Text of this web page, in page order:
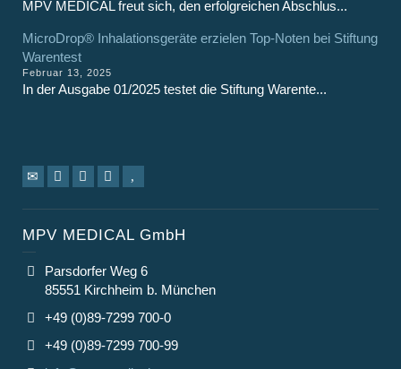
MPV MEDICAL freut sich, den erfolgreichen Abschlus...
MicroDrop® Inhalationsgeräte erzielen Top-Noten bei Stiftung
Warentest
Februar 13, 2025
In der Ausgabe 01/2025 testet die Stiftung Warente...
MPV MEDICAL GmbH
Parsdorfer Weg 6
85551 Kirchheim b. München
+49 (0)89-7299 700-0
+49 (0)89-7299 700-99